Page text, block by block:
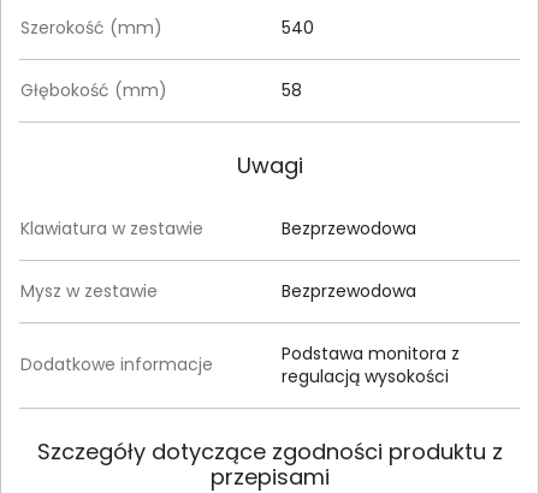
Szerokość (mm) 540
Głębokość (mm) 58
Uwagi
Klawiatura w zestawie Bezprzewodowa
Mysz w zestawie Bezprzewodowa
Dodatkowe informacje
Podstawa monitora z
regulacją wysokości
Szczegóły dotyczące zgodności produktu z
przepisami